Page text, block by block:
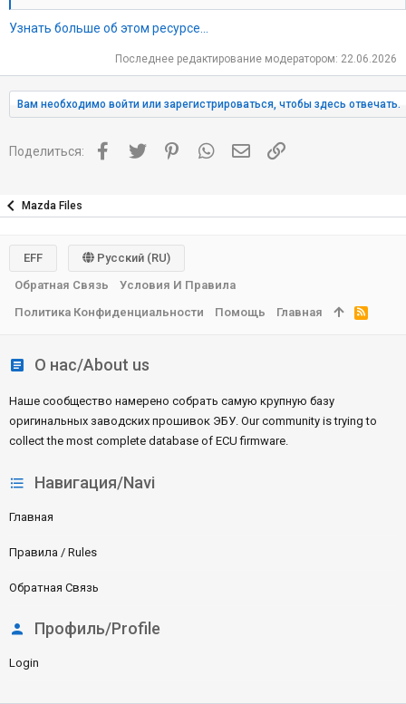
Узнать больше об этом ресурсе...
Последнее редактирование модератором: 22.06.2026
Вам необходимо войти или зарегистрироваться, чтобы здесь отвечать.
Поделиться: Facebook
Twitter PinterestWhatsAppЭлектронная почта
Ссылка
Mazda Files
О нас/About us
Наше сообщество намерено собрать самую крупную базу
оригинальных заводских прошивок ЭБУ. Our community is trying to
collect the most complete database of ECU firmware.
Навигация/Navi
Главная
Правила / Rules
Обратная Связь
Профиль/Profile
Login
EFF
Русский (RU)
Обратная Связь
Условия И Правила
Политика Конфиденциальности
Помощь Главная
R
S